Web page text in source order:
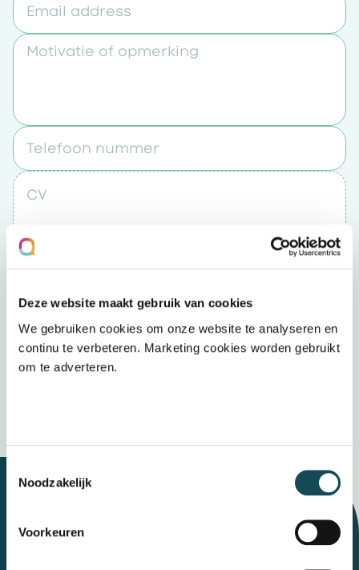
Deze website maakt gebruik van cookies
We gebruiken cookies om onze website te analyseren en
continu te verbeteren. Marketing cookies worden gebruikt
om te adverteren.
Noodzakelijk
Voorkeuren
Email address
Motivatie of opmerking
Telefoon nummer
CV
Door op “verzenden” te klikken accepteert u
hetprivacybeleid
Let's talk